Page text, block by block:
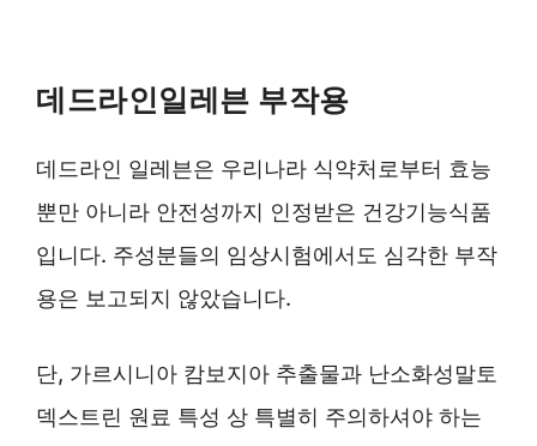
데드라인일레븐 부작용
데드라인 일레븐은 우리나라 식약처로부터 효능
뿐만 아니라 안전성까지 인정받은 건강기능식품
입니다. 주성분들의 임상시험에서도 심각한 부작
용은 보고되지 않았습니다.
단, 가르시니아 캄보지아 추출물과 난소화성말토
덱스트린 원료 특성 상 특별히 주의하셔야 하는